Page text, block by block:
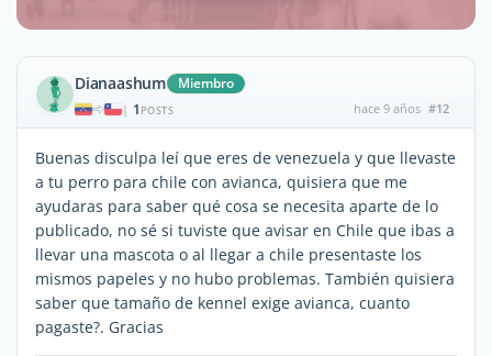
Dianaashum Miembro
| 1 POSTS hace 9 años #12
Buenas disculpa leí que eres de venezuela y que llevaste
a tu perro para chile con avianca, quisiera que me
ayudaras para saber qué cosa se necesita aparte de lo
publicado, no sé si tuviste que avisar en Chile que ibas a
llevar una mascota o al llegar a chile presentaste los
mismos papeles y no hubo problemas. También quisiera
saber que tamaño de kennel exige avianca, cuanto
pagaste?. Gracias